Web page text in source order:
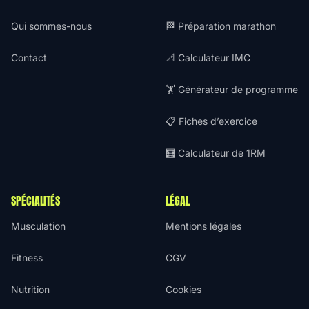
Qui sommes-nous
Contact
🏁 Préparation marathon
📐 Calculateur IMC
🏋️ Générateur de programme
📋 Fiches d’exercice
🧮 Calculateur de 1RM
SPÉCIALITÉS
Musculation
Fitness
Nutrition
LÉGAL
Mentions légales
CGV
Cookies